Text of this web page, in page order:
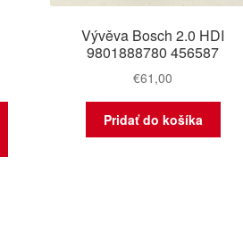
Vývěva Bosch 2.0 HDI
9801888780 456587
€61,00
Pridať do košíka